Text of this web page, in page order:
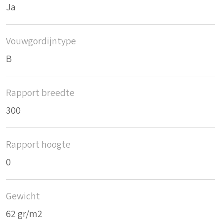
Ja
Vouwgordijntype
B
Rapport breedte
300
Rapport hoogte
0
Gewicht
62 gr/m2